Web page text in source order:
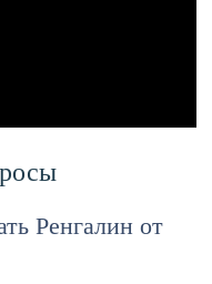
Ренгалин от